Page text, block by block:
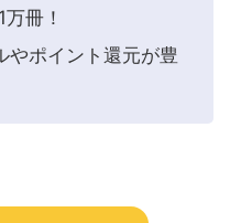
冊！
やポイント還元が豊